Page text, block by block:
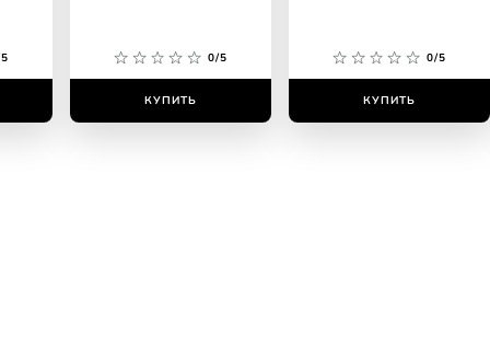
0/5
КУПИТЬ
0/5
КУПИТЬ